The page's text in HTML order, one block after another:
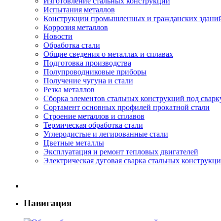
Испытания металлов
Конструкции промышленных и гражданских
Коррозия металлов
Новости
Обработка стали
Общие сведения о металлах и сплавах
Подготовка производства
Полупроводниковые приборы
Получение чугуна и стали
Резка металлов
Сборка элементов стальных конструкций под
Сортамент основных профилей прокатной стали
Строение металлов и сплавов
Термическая обработка стали
Углеродистые и легированные стали
Цветные металлы
Эксплуатация и ремонт тепловых двигателей
Электрическая дуговая сварка стальных
Навигация